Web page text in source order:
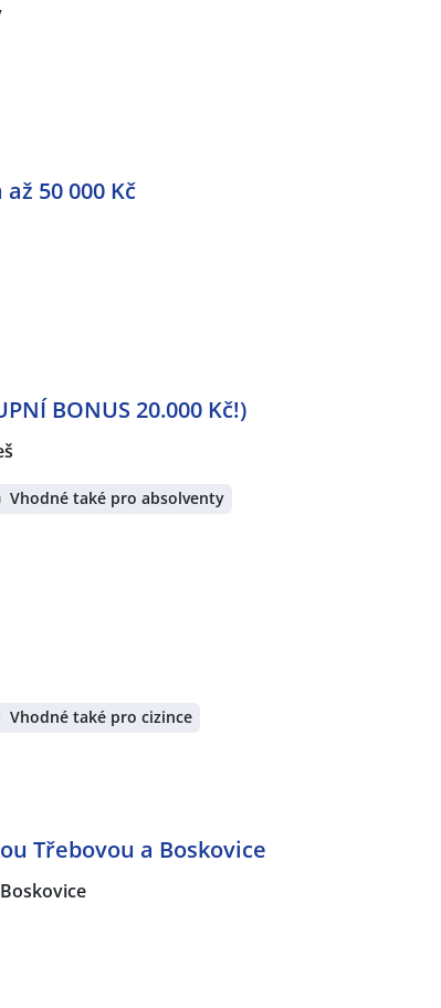
50 000 Kč
BONUS 20.000 Kč!)
Vhodné také pro absolventy
Vhodné také pro cizince
Třebovou a Boskovice
Boskovice